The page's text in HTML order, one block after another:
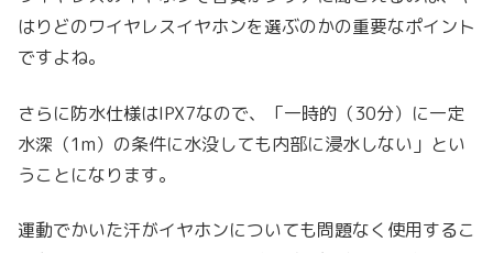
はりどのワイヤレスイヤホンを選ぶのかの重要なポイント
ですよね。
さらに防水仕様はIPX7なので、「一時的（30分）に一定
水深（1m）の条件に水没しても内部に浸水しない」とい
うことになります。
運動でかいた汗がイヤホンについても問題なく使用するこ